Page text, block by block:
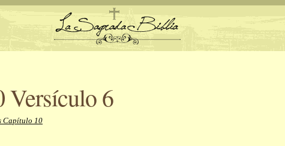
Versículo 6
Capítulo 10